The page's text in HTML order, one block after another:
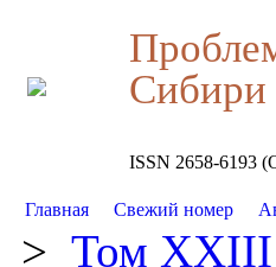
Сибири
ISSN 2658-6193
Главная Свежий номер
> Том XXIII